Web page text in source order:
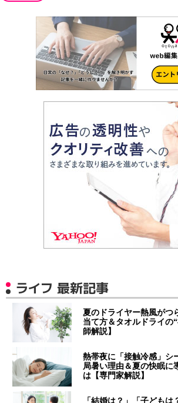
ライフ 最新記事
夏のドライヤー熱風がつ
当て方＆タオルドライの
師解説】
熱帯夜に「接触冷感」
局暑い理由＆夏の快眠に
は【専門家解説】
「結婚は？」「子ども